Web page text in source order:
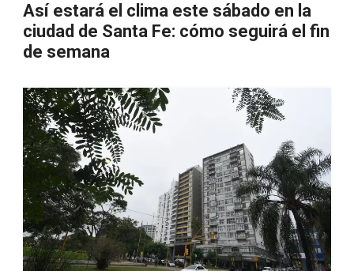
Así estará el clima este sábado en la
ciudad de Santa Fe: cómo seguirá el fin
de semana